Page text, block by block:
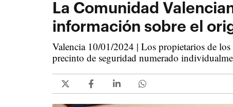
La Comunidad
información sobre el
Valencia 10/01/2024 | Los propietarios de los
precinto de seguridad numerado